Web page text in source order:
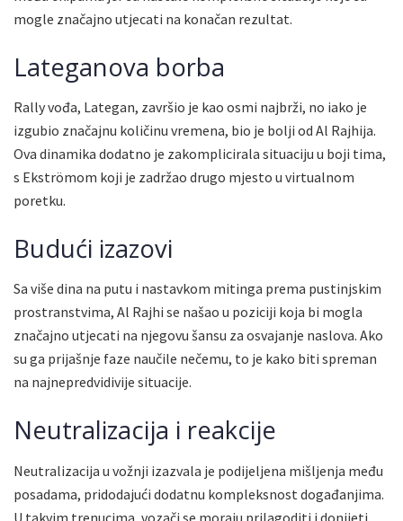
mogle značajno utjecati na konačan rezultat.
Lateganova borba
Rally vođa, Lategan, završio je kao osmi najbrži, no iako je
izgubio značajnu količinu vremena, bio je bolji od Al Rajhija.
Ova dinamika dodatno je zakomplicirala situaciju u boji tima,
s Ekströmom koji je zadržao drugo mjesto u virtualnom
poretku.
Budući izazovi
Sa više dina na putu i nastavkom mitinga prema pustinjskim
prostranstvima, Al Rajhi se našao u poziciji koja bi mogla
značajno utjecati na njegovu šansu za osvajanje naslova. Ako
su ga prijašnje faze naučile nečemu, to je kako biti spreman
na najnepredvidivije situacije.
Neutralizacija i reakcije
Neutralizacija u vožnji izazvala je podijeljena mišljenja među
posadama, pridodajući dodatnu kompleksnost događanjima.
U takvim trenucima, vozači se moraju prilagoditi i donijeti